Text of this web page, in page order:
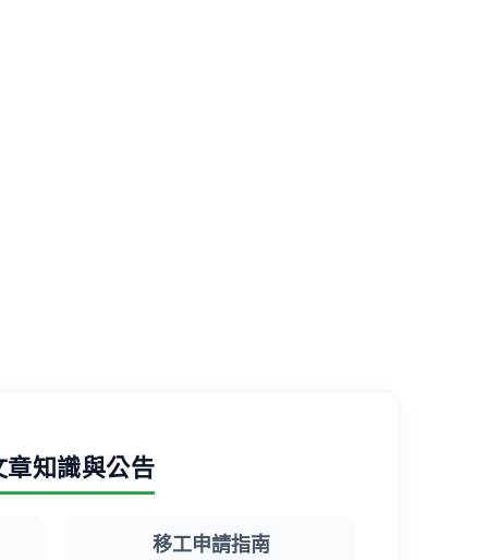
章知識與公告
移工申請指南